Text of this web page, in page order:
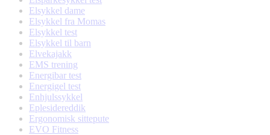
Elsykkel dame
Elsykkel fra Momas
Elsykkel test
Elsykkel til barn
Elvekajakk
EMS trening
Energibar test
Energigel test
Enhjulssykkel
Eplesidereddik
Ergonomisk sittepute
EVO Fitness